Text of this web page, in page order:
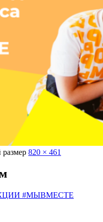
820 × 461
#МЫВМЕСТЕ